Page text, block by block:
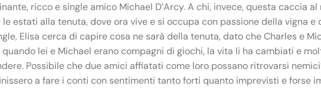
ricco e single amico Michael D’Arcy. A chi, invece, questa caccia al
estati alla tenuta, dove ora vive e si occupa con passione della vigna
Elisa cerca di capire cosa ne sarà della tenuta, dato che Charles e
lei e Michael erano compagni di giochi, la vita li ha cambiati e
Possibile che due amici affiatati come loro possano ritrovarsi
a fare i conti con sentimenti tanto forti quanto imprevisti e forse